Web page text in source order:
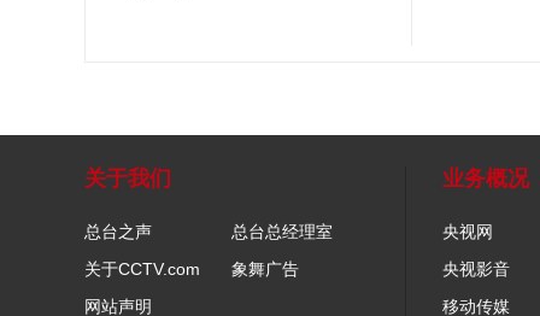
关于我们
总台之声
总台总经理室
关于CCTV.com
象舞广告
网站声明
业务概况
央视网
央视影音
移动传媒